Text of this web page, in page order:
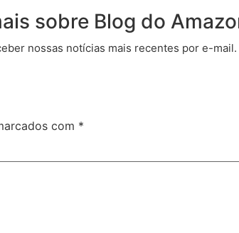
sobre Blog do
nossas notícias mais recentes por e-mail.
com *